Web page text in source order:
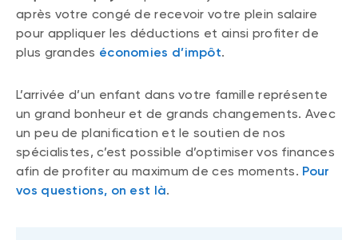
après votre congé de recevoir votre plein salaire
pour appliquer les déductions et ainsi profiter de
plus grandes économies d’impôt.
L’arrivée d’un enfant dans votre famille représente
un grand bonheur et de grands changements. Avec
un peu de planification et le soutien de nos
spécialistes, c’est possible d’optimiser vos finances
afin de profiter au maximum de ces moments. Pour
vos questions, on est là.